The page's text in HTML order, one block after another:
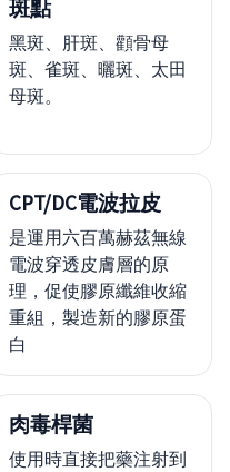
斑點
黑斑、肝斑、顴骨母
斑、雀斑、曬斑、太田
母斑。
CPT/DC電波拉皮
是運用六百萬赫茲無線
電波穿透皮膚層的原
理，促使膠原纖維收縮
重組，製造新的膠原蛋
白
肉毒桿菌
使用時直接把藥注射到